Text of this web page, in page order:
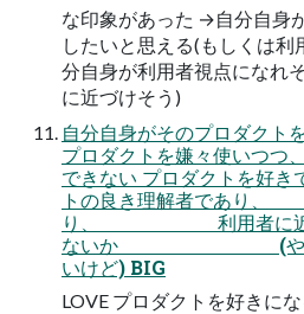
な印象があった →自分自身
したいと思える(もしく
分自身が利用者視点になれ
に近づけそう)
自分自身がそのプロダクト
プロダクトを嫌々使いつつ
できない プロダクトを好
トの良き理解者で
り、 利用者に近い
ないか (やってみ
いけど) BIG
LOVE プロダクトを好きに